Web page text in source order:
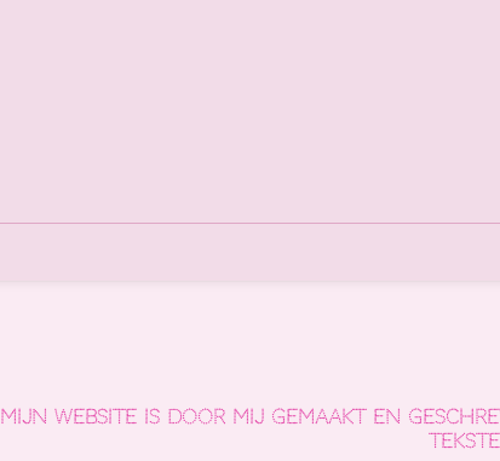
Mijn website is door mij gemaakt en